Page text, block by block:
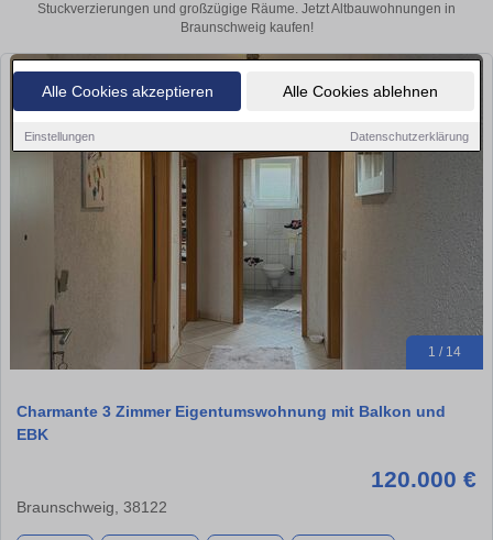
Alle Cookies akzeptieren Alle Cookies ablehnen
Einstellungen Datenschutzerklärung
Stuckverzierungen und großzügige Räume. Jetzt Altbauwohnungen in
Braunschweig kaufen!
1 / 14
Charmante 3 Zimmer Eigentumswohnung mit Balkon und
EBK
120.000 €
Braunschweig, 38122